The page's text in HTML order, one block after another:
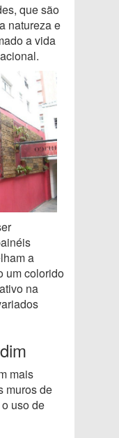
que são
natureza e
a vida
a
um colorido
na
mais
muros de
uso de